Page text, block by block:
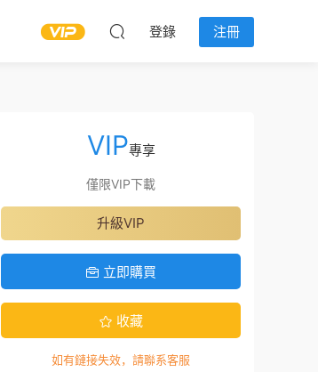
登錄 注冊
VIP專享
僅限VIP下載
升級VIP
立即購買
收藏
如有鏈接失效，請聯系客服